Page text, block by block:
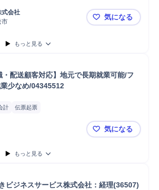
式会社
市
【香川/
気になる
もっと見る
・配送顧客対応】地元で長期就業可能/フ
少なめ/04345512
計 伝票起票
【坂出市×
気になる
もっと見る
ビジネスサービス株式会社：経理(36507)